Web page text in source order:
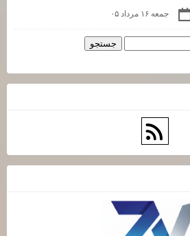
جمعه ۱۶ مرداد ۰۵